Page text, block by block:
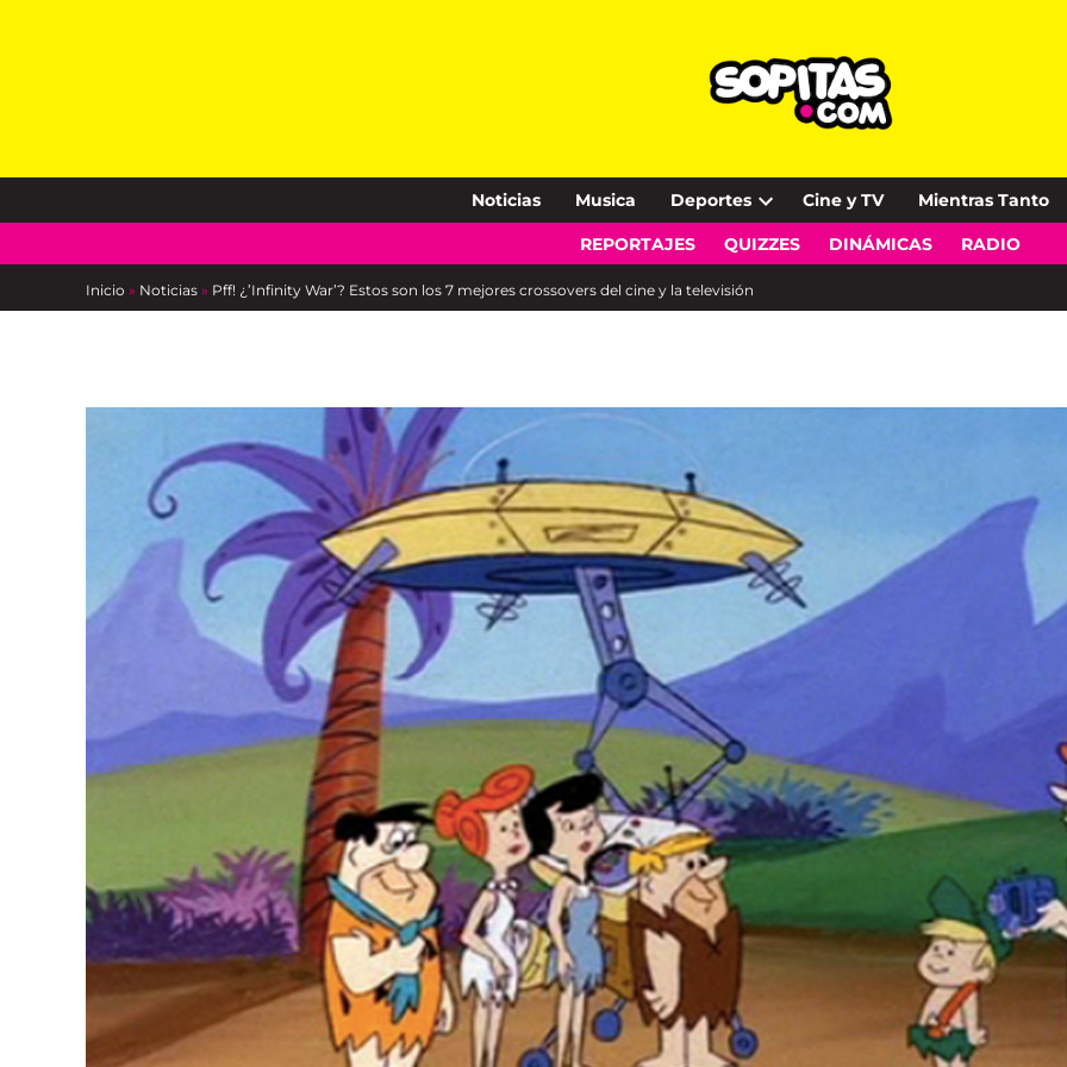
Noticias Musica Deportes
Open
dropdown
Cine y TV Mientras Tanto
REPORTAJES QUIZZES DINÁMICAS RADIO
Inicio » Noticias » Pff! ¿’Infinity War’? Estos son los 7 mejores crossovers del cine y la televisión